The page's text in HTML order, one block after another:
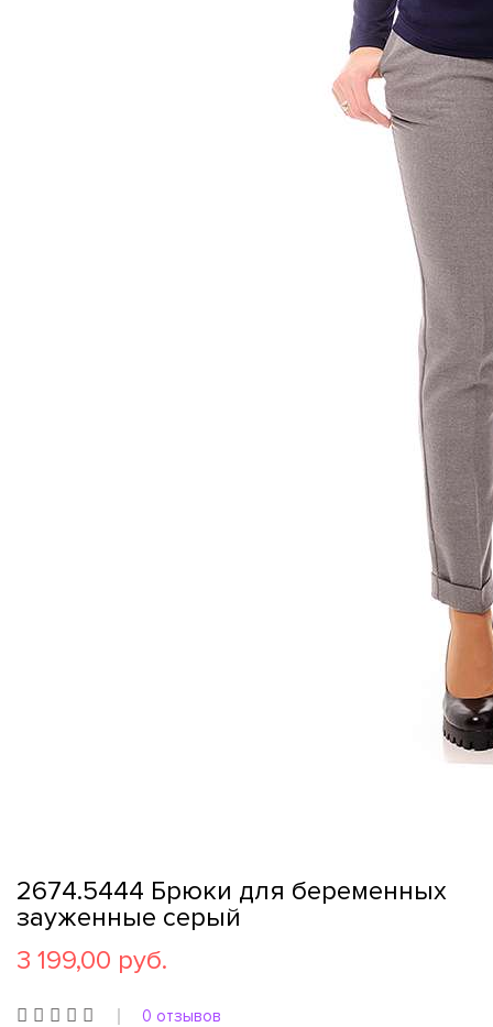
2674.5444 Брюки для беременных
зауженные серый
3 199,00 руб.
0 отзывов